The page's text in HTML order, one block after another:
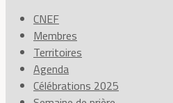
CNEF
Membres
Territoires
Agenda
Célébrations 2025